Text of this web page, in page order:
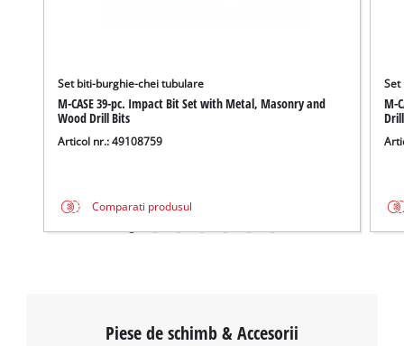
Set biti-burghie-chei tubulare
M-CASE 39-pc. Impact Bit Set with Metal, Masonry and
Wood Drill Bits
Articol nr.: 49108759
Comparati produsul
Set
M-
Piese de schimb & Accesorii